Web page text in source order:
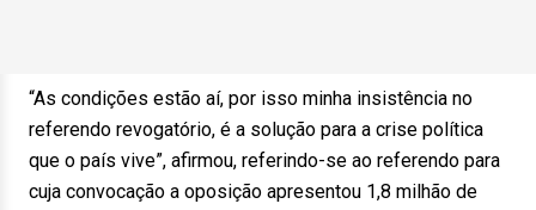
“As condições estão aí, por isso minha insistência no
referendo revogatório, é a solução para a crise política
que o país vive”, afirmou, referindo-se ao referendo para
cuja convocação a oposição apresentou 1,8 milhão de